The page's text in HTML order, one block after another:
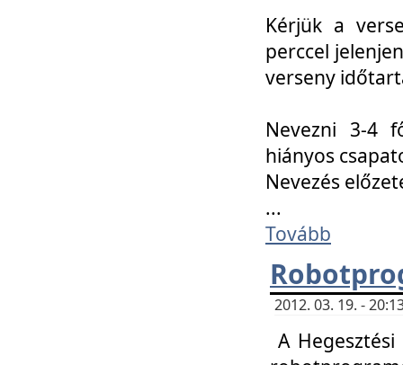
Kérjük a
perccel
verseny
Nevezni 3-4
hiányos
Nevezés
...
Tovább
2012. 03. 19. -
A